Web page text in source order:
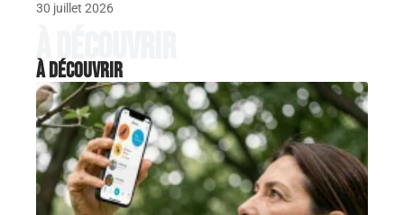
30 juillet 2026
À découvrir
À découvrir